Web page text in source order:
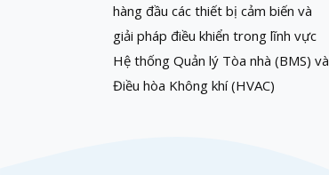
hàng đầu các thiết bị cảm biến và
giải pháp điều khiển trong lĩnh vực
Hệ thống Quản lý Tòa nhà (BMS) và
Điều hòa Không khí (HVAC)